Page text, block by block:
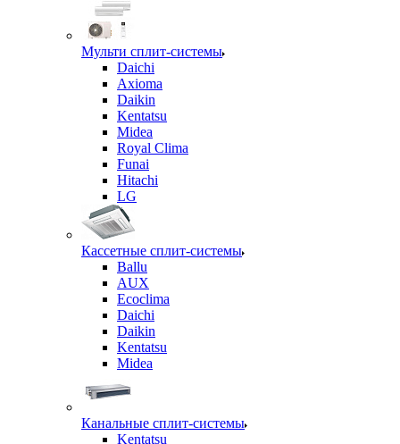
Мульти сплит-системы
Daichi
Axioma
Daikin
Kentatsu
Midea
Royal Clima
Funai
Hitachi
LG
Кассетные сплит-системы
Ballu
AUX
Ecoclima
Daichi
Daikin
Kentatsu
Midea
Канальные сплит-системы
Kentatsu